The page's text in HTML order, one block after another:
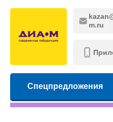
m.ru
Спецпредложения